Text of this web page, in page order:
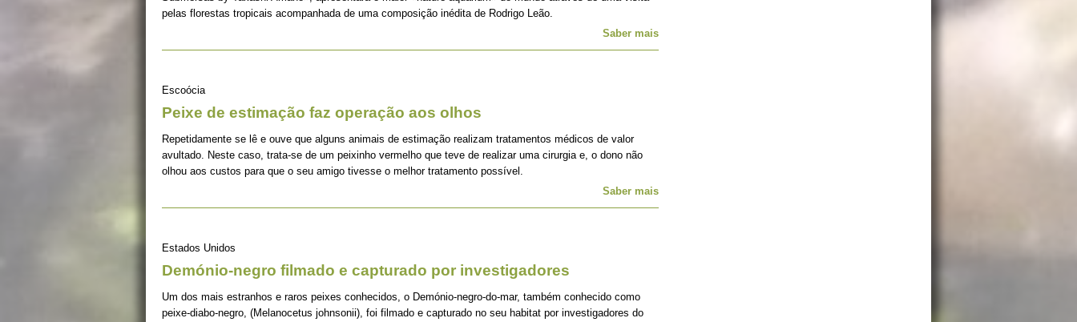
pelas florestas tropicais acompanhada de uma composição inédita de Rodrigo Leão.
Saber mais
Escoócia
Peixe de estimação faz operação aos olhos
Repetidamente se lê e ouve que alguns animais de estimação realizam tratamentos médicos de valor
avultado. Neste caso, trata-se de um peixinho vermelho que teve de realizar uma cirurgia e, o dono não
olhou aos custos para que o seu amigo tivesse o melhor tratamento possível.
Saber mais
Estados Unidos
Demónio-negro filmado e capturado por investigadores
Um dos mais estranhos e raros peixes conhecidos, o Demónio-negro-do-mar, também conhecido como
peixe-diabo-negro, (Melanocetus johnsonii), foi filmado e capturado no seu habitat por investigadores do